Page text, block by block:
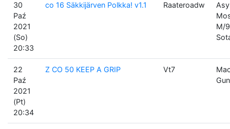
30
Paź
2021
(So)
20:33
co 16 Säkkijärven Polkka! v1.1 Raateroadw
M/
22
Paź
2021
(Pt)
20:34
Z CO 50 KEEP A GRIP Vt7